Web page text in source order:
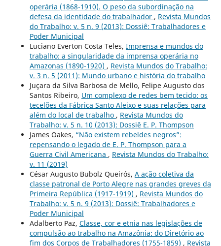
operária (1868-1910). O peso da subordinação na
defesa da identidade do trabalhador , Revista Mundos
do Trabalho: v. 5 n. 9 (2013): Dossiê: Trabalhadores e
Poder Municipal
Luciano Everton Costa Teles, Imprensa e mundos do
trabalho: a singularidade da imprensa operária no
Amazonas (1890-1920) , Revista Mundos do Trabalho:
v. 3 n. 5 (2011): Mundo urbano e história do trabalho
Juçara da Silva Barbosa de Mello, Felipe Augusto dos
Santos Ribeiro, Um complexo de redes bem tecido: os
tecelões da Fábrica Santo Aleixo e suas relações para
além do local de trabalho , Revista Mundos do
Trabalho: v. 5 n. 10 (2013): Dossiê E. P. Thompson
James Oakes, “Não existem rebeldes negros”:
repensando o legado de E. P. Thompson para a
Guerra Civil Americana , Revista Mundos do Trabalho:
v. 11 (2019)
César Augusto Bubolz Queirós, A ação coletiva da
classe patronal de Porto Alegre nas grandes greves da
Primeira República (1917-1919) , Revista Mundos do
Trabalho: v. 5 n. 9 (2013): Dossiê: Trabalhadores e
Poder Municipal
Adalberto Paz, Classe, cor e etnia nas legislações de
compulsão ao trabalho na Amazônia: do Diretório ao
fim dos Corpos de Trabalhadores (1755-1859) , Revista